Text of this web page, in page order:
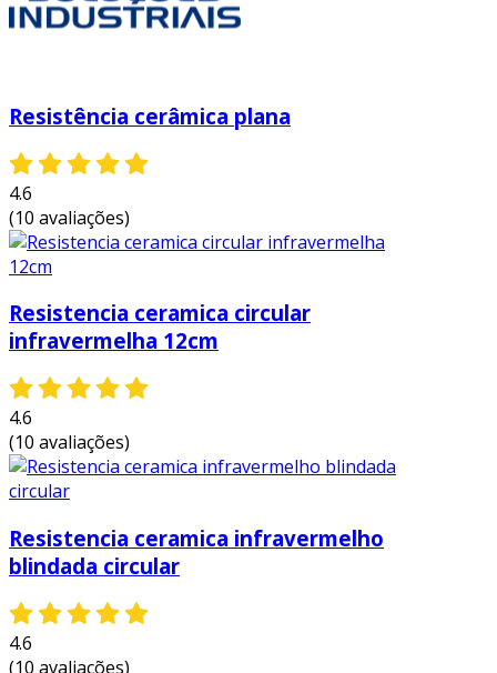
investimentopara sua empresa.
Resistência cerâmica plana
4.6
(10 avaliações)
Resistencia ceramica circular
infravermelha 12cm​
4.6
(10 avaliações)
Resistencia ceramica infravermelho
blindada circular​
4.6
(10 avaliações)